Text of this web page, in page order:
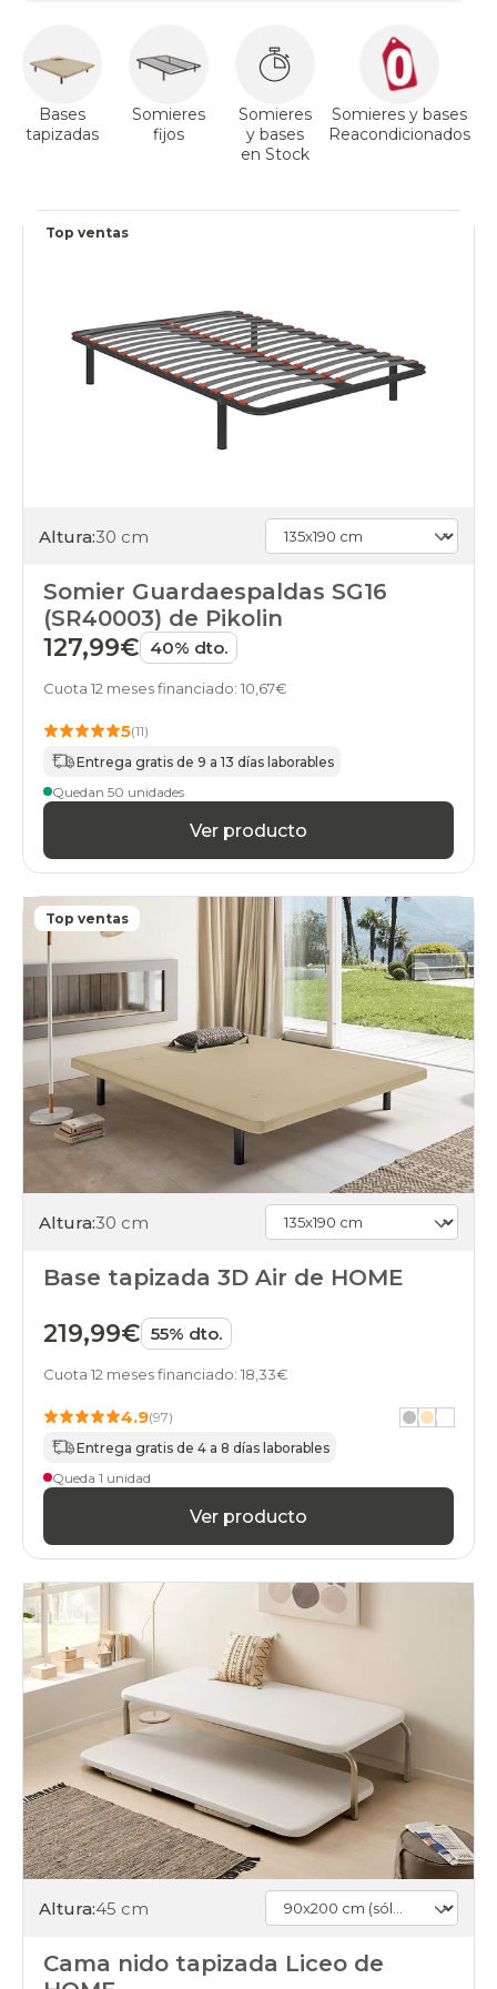
Bases
tapizadas
Somieres
fijos
Somieres
y bases
en Stock
Somieres y bases
Reacondicionados
Top ventas
Altura:30 cm
Somier Guardaespaldas SG16
(SR40003) de Pikolin
127,99€ 40% dto.
Cuota 12 meses financiado: 10,67€
5(11)
Entrega gratis de 9 a 13 días laborables
Quedan 50 unidades
Ver producto
Top ventas
Altura:30 cm
Base tapizada 3D Air de HOME
219,99€ 55% dto.
Cuota 12 meses financiado: 18,33€
4.9(97)
Entrega gratis de 4 a 8 días laborables
Queda 1 unidad
Ver producto
Altura:45 cm
Cama nido tapizada Liceo de